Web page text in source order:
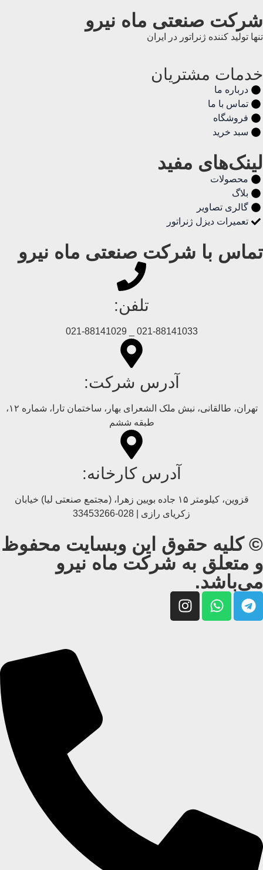
شرکت صنعتی ماه نیرو
تنها تولید کننده ژنراتور در ایران
خدمات مشتریان
درباره ما
تماس با ما
فروشگاه
سبد خرید
لینک‌های مفید
محصولات
بلاگ
گالری تصاویر
تعمیرات دیزل ژنراتور
تماس با شرکت صنعتی ماه نیرو
تلفن:
021-88141033 _ 021-88141029
آدرس شرکت:
تهران، طالقانی، نبش ملک الشعرای بهار، ساختمان تارا، شماره ۱۲،
طبقه ششم
آدرس کارخانه:
قزوین، کیلومتر ۱۵ جاده بويین زهرا، (مجتمع صنعتی لیا) خیابان
زکریای رازی | 028-33453266
© کلیه حقوق این وبسایت محفوظ
و متعلق به شرکت ماه نیرو
می‌باشد.